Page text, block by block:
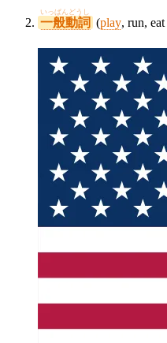
一般動詞
いっぱんどうし
(play, run, eat